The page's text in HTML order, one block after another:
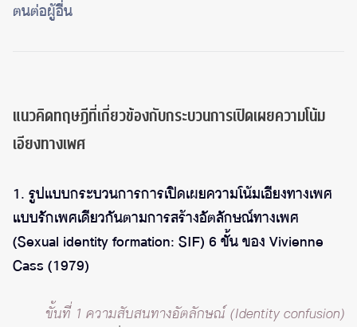
ตนต่อผู้อื่น
แนวคิดทฤษฎีที่เกี่ยวข้องกับกระบวนการเปิดเผยความโน้ม
เอียงทางเพศ
1. รูปแบบกระบวนการการเปิดเผยความโน้มเอียงทางเพศ
แบบรักเพศเดียวกันตามการสร้างอัตลักษณ์ทางเพศ
(Sexual identity formation: SIF) 6 ขั้น ของ Vivienne
Cass (1979)
ขั้นที่ 1 ความสับสนทางอัตลักษณ์ (Identity confusion)